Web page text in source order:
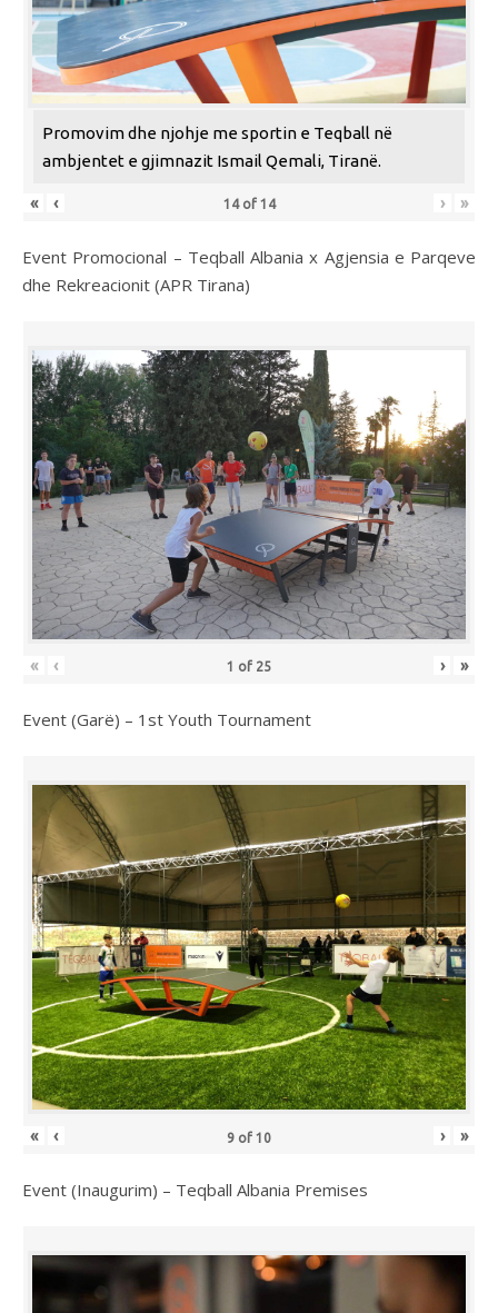
Promovim dhe njohje me sportin e Teqball në
ambjentet e gjimnazit Ismail Qemali, Tiranë.
« ‹ 14of 14 › »
Event Promocional – Teqball Albania x Agjensia e Parqeve
dhe Rekreacionit (APR Tirana)
« ‹ 1 of 25 › »
Event (Garë) – 1st Youth Tournament
« ‹ 9 of 10 › »
Event (Inaugurim) – Teqball Albania Premises